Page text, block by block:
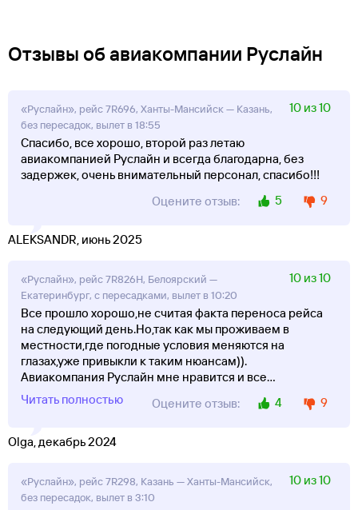
Отзывы об авиакомпании Руслайн
«Руслайн», рейс 7R696, Ханты-Мансийск — Казань,
без пересадок, вылет в 18:55
10 из 10
Спасибо, все хорошо, второй раз летаю
авиакомпанией Руслайн и всегда благодарна, без
задержек, очень внимательный персонал, спасибо!!!
Оцените отзыв:
5 9
ALEKSANDR, июнь 2025
«Руслайн», рейс 7R826Н, Белоярский —
Екатеринбург, с пересадками, вылет в 10:20
10 из 10
Все прошло хорошо,не считая факта переноса рейса
на следующий день.Но,так как мы проживаем в
местности,где погодные условия меняются на
глазах,уже привыкли к таким нюансам)).
Авиакомпания Руслайн мне нравится и все...
Читать полностью
Оцените отзыв: 4 9
Olga, декабрь 2024
«Руслайн», рейс 7R298, Казань — Ханты-Мансийск,
без пересадок, вылет в 3:10
10 из 10